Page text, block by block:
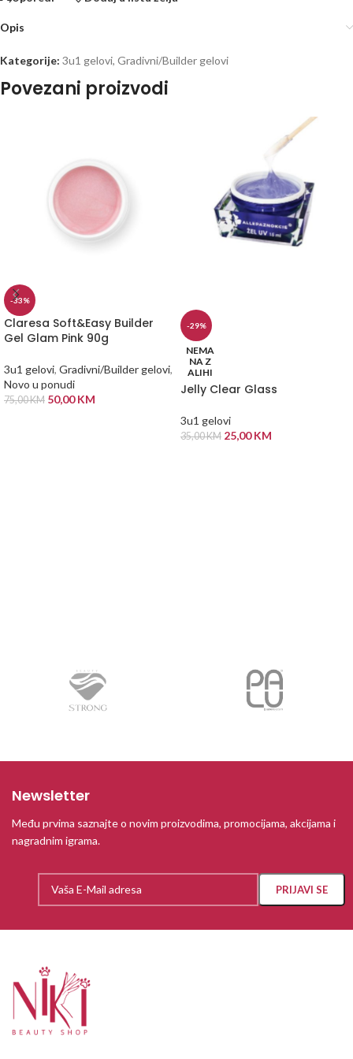
Opis
Kategorije: 3u1 gelovi, Gradivni/Builder gelovi
Povezani proizvodi
-33%
Claresa Soft&Easy Builder
Gel Glam Pink 90g
3u1 gelovi, Gradivni/Builder gelovi,
Novo u ponudi
75,00KM 50,00KM
-29%
NEMA
NA Z
ALIHI
Jelly Clear Glass
3u1 gelovi
35,00KM 25,00KM
Newsletter
Među prvima saznajte o novim proizvodima, promocijama, akcijama i
nagradnim igrama.